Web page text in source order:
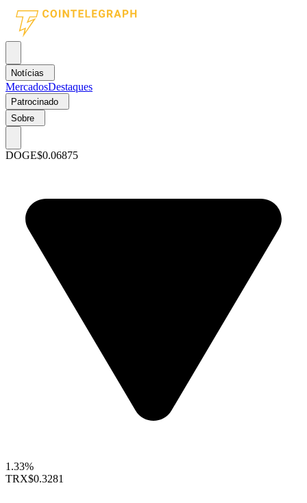
Notícias
MercadosDestaques
Patrocinado
Sobre
DOGE$0.06875
1.33%
TRX$0.3281